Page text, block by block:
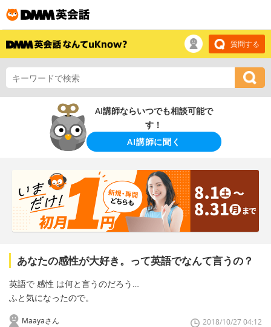
質問する
AI講師ならいつでも相談可能で
す！
AI講師に聞く
あなたの感性が大好き。って英語でなんて言うの？
英語で 感性 は何と言うのだろう…
ふと気になったので。
Maayaさん 2018/10/27 04:12